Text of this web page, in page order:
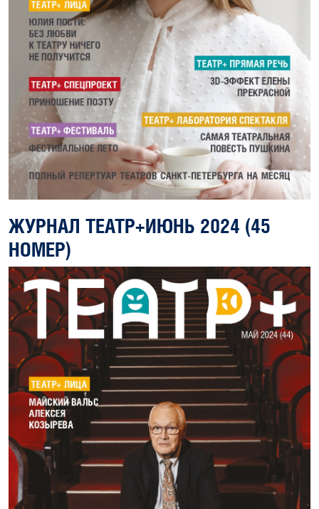
ЖУРНАЛ ТЕАТР+ИЮНЬ 2024 (45
НОМЕР)